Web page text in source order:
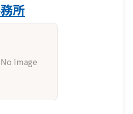
所
No Image